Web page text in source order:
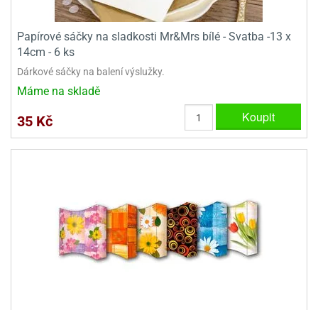
Papírové sáčky na sladkosti Mr&Mrs bílé - Svatba -13 x
14cm - 6 ks
Dárkové sáčky na balení výslužky.
Máme na skladě
35 Kč Koupit